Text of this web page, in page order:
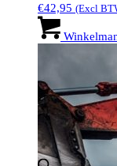
€42,95 (Excl